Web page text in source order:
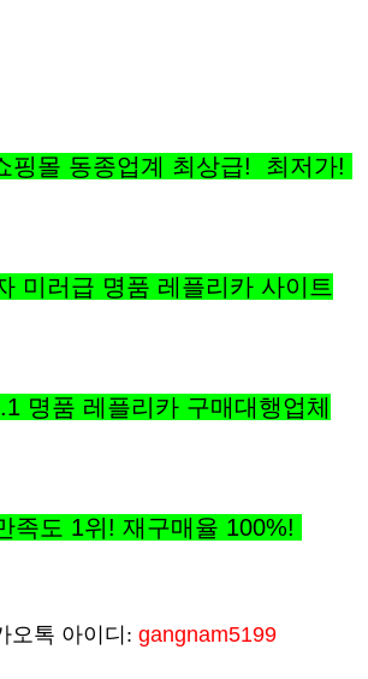
핑몰 동종업계 최상급! 최저가!
미러급 명품 레플리카 사이트
명품 레플리카 구매대행업체
족도 1위! 재구매율 100%!
오톡 아이디: gangnam5199